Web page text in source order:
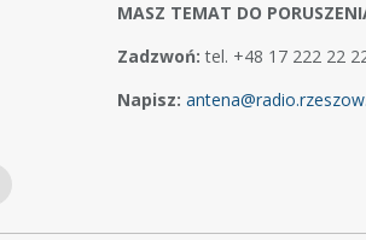
MASZ TEMAT DO
Zadzwoń: tel. +48 17 222 22
Napisz: